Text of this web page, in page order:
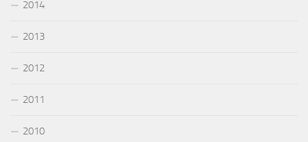
2014
2013
2012
2011
2010